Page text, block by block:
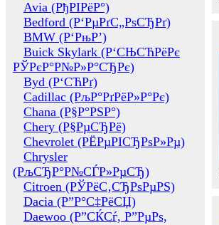
Avia (РђРІРёР°)
Bedford (Р‘РµРґС„РѕСЂРґ)
BMW (Р‘РњР’)
Buick Skylark (Р‘СЊСЋРёРє
РЎРєР°Р№Р»Р°СЂРє)
Byd (Р‘СЋРґ)
Cadillac (РљР°РґРёР»Р°Рє)
Chana (Р§Р°РЅР°)
Chery (Р§РµСЂРё)
Chevrolet (РЁРµРІСЂРѕР»Рµ)
Chrysler
(РљСЂР°Р№СЃР»РµСЂ)
Citroen (РЎРёС‚СЂРѕРµРЅ)
Dacia (Р”Р°С‡РёСЏ)
Daewoo (Р”СЌСѓ, Р”РµРѕ,